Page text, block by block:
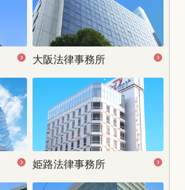
大阪法律事務所
姫路法律事務所